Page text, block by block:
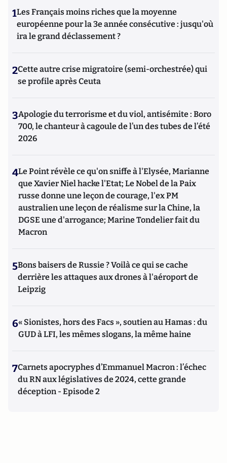
1Les Français moins riches que la moyenne
européenne pour la 3e année consécutive : jusqu'où
ira le grand déclassement ?
2Cette autre crise migratoire (semi-orchestrée) qui
se profile après Ceuta
3Apologie du terrorisme et du viol, antisémite : Boro
700, le chanteur à cagoule de l’un des tubes de l’été
2026
4Le Point révèle ce qu'on sniffe à l'Elysée, Marianne
que Xavier Niel hacke l'Etat; Le Nobel de la Paix
russe donne une leçon de courage, l'ex PM
australien une leçon de réalisme sur la Chine, la
DGSE une d'arrogance; Marine Tondelier fait du
Macron
5Bons baisers de Russie ? Voilà ce qui se cache
derrière les attaques aux drones à l'aéroport de
Leipzig
6« Sionistes, hors des Facs », soutien au Hamas : du
GUD à LFI, les mêmes slogans, la même haine
7Carnets apocryphes d’Emmanuel Macron : l’échec
du RN aux législatives de 2024, cette grande
déception - Episode 2